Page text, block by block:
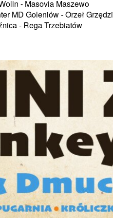
- Masovia Maszewo
MD Goleniów - Orzeł
- Rega Trzebiatów